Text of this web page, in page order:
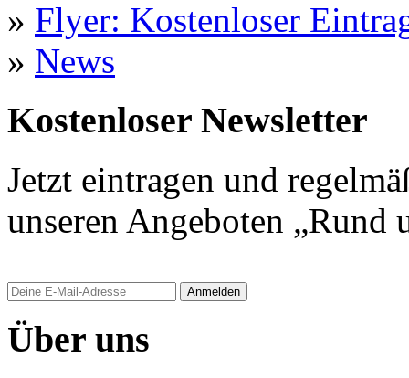
» Flyer: Kostenloser
» News
Kostenloser Newsletter
Jetzt eintragen und
unseren Angeboten „Rund
Anmelden
Über uns